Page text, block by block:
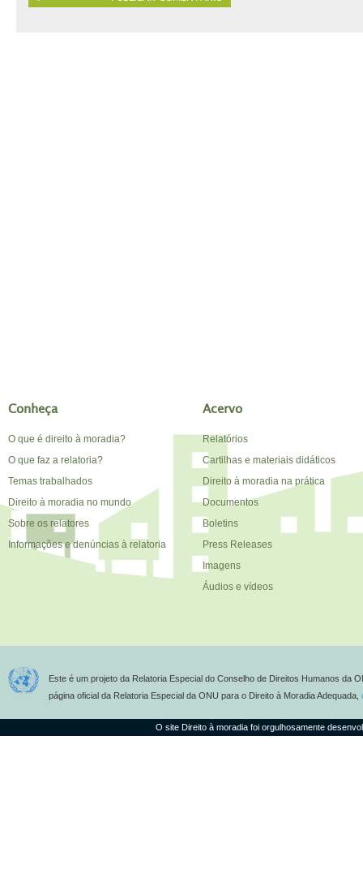
Conheça
O que é direito à moradia?
O que faz a relatoria?
Temas trabalhados
Direito à moradia no mundo
Sobre os relatores
Informações e denúncias à relatoria
Acervo
Relatórios
Cartilhas e materiais didáticos
Direito à moradia na prática
Documentos
Boletins
Press Releases
Imagens
Áudios e vídeos
Este é um projeto da Relatoria Especial do Conselho de Direitos Humanos da
página oficial da Relatoria Especial da ONU para o Direito à Moradia Adequada,
O site Direito à moradia foi orgulhosamente